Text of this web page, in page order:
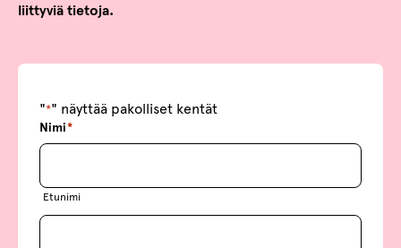
liittyviä tietoja.
"*" näyttää pakolliset kentät
Nimi*
Etunimi